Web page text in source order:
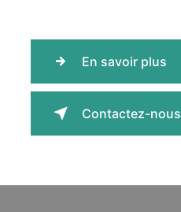
En savoir plus
Contactez-nous